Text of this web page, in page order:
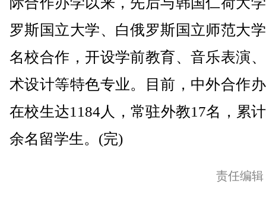
罗斯国立大学、白俄罗斯国立师范大
名校合作，开设学前教育、音乐表演
术设计等特色专业。目前，中外合作
在校生达1184人，常驻外教17名，累
余名留学生。(完)
责任编